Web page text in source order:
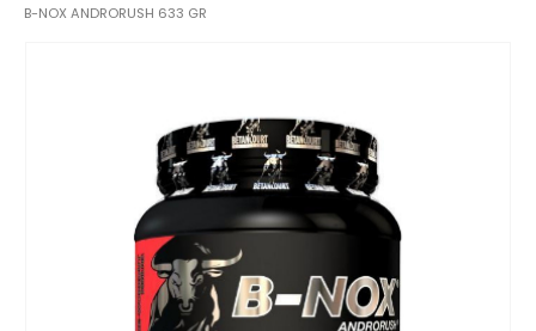
B-NOX ANDRORUSH 633 GR